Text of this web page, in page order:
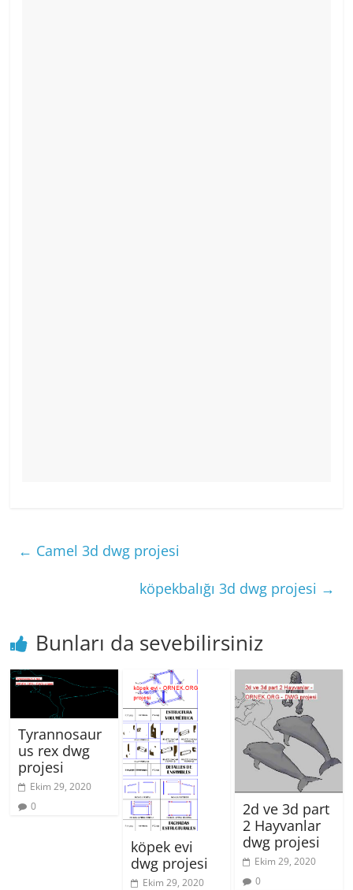
← Camel 3d dwg projesi
köpekbalığı 3d dwg projesi →
Bunları da sevebilirsiniz
Tyrannosaur
us rex dwg
projesi
Ekim 29, 2020
0
köpek evi
dwg projesi
Ekim 29, 2020
2d ve 3d part
2 Hayvanlar
dwg projesi
Ekim 29, 2020
0